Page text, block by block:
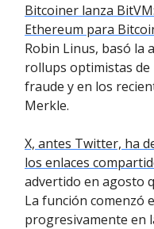
Bitcoiner lanza
Ethereum para
Robin Linus, basó la
rollups optimistas de
fraude y en los
Merkle.
X, antes Twitter, ha
los enlaces
advertido en agosto
La función comenzó
progresivamente en